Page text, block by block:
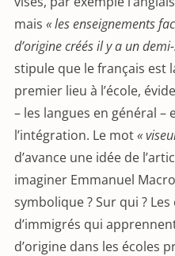
mais « les enseignements
d’origine créés il y a un
stipule que le français est
premier lieu à l’école,
– les langues en général
l’intégration. Le mot«
d’avance une idée de
imaginer Emmanuel
symbolique ? Sur qui ?
d’immigrés qui
d’origine dans les écoles